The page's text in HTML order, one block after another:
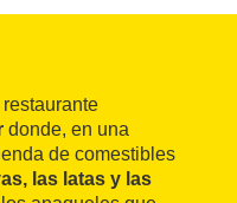
donde, en una
de comestibles
las latas y las